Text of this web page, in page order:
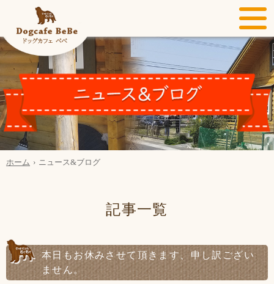
ホーム ニュース&ブログ
記事一覧
本日もお休みさせて頂きます、申し訳ござい
ません。